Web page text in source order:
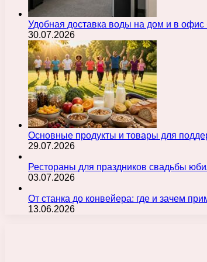
Удобная доставка воды на дом и в
30.07.2026
Основные продукты и товары для
29.07.2026
Рестораны для праздников свадьбы
03.07.2026
От станка до конвейера: где и зачем
13.06.2026